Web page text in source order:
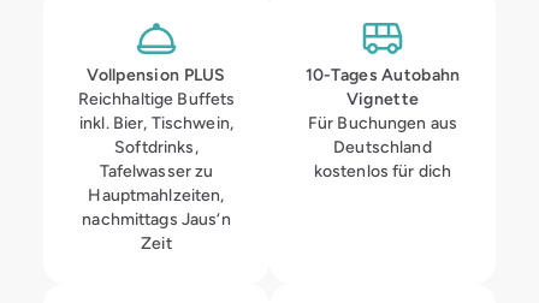
Vollpension PLUS
Reichhaltige Buffets
inkl. Bier, Tischwein,
Softdrinks,
Tafelwasser zu
Hauptmahlzeiten,
nachmittags Jaus‘n
Zeit
10-Tages Autobahn
Vignette
Für Buchungen aus
Deutschland
kostenlos für dich